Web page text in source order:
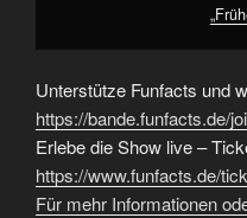
Unterstütze Funfacts und
https://bande.funfacts.de/
Erlebe die Show live –
https://www.funfacts.de/
Für mehr Informationen